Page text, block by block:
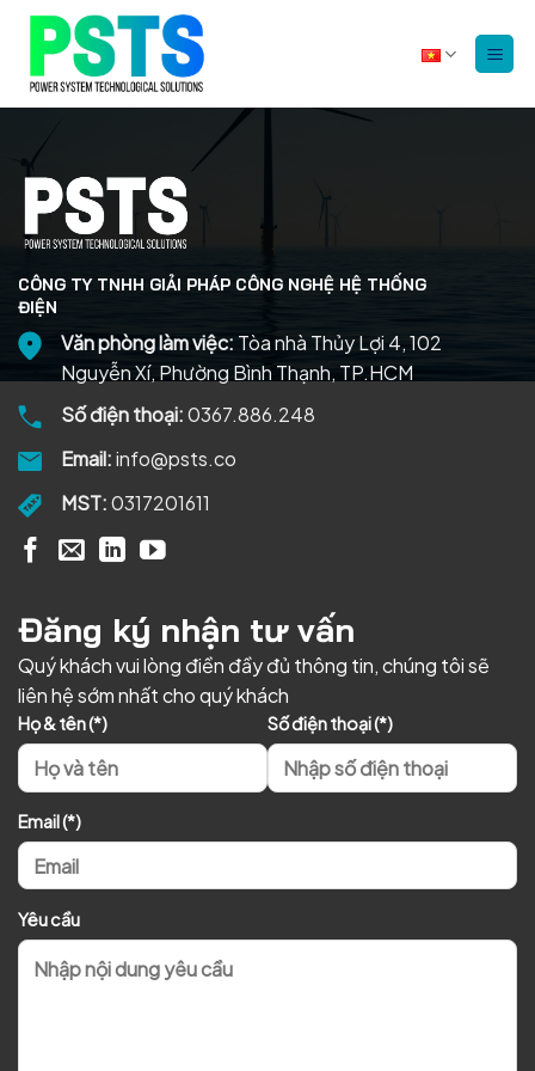
dung
CÔNG TY TNHH GIẢI PHÁP CÔNG NGHỆ HỆ THỐNG
ĐIỆN
Văn phòng làm việc: Tòa nhà Thủy Lợi 4, 102
Nguyễn Xí, Phường Bình Thạnh, TP.HCM
Số điện thoại:0367.886.248
Email:info@psts.co
MST:0317201611
Đăng ký nhận tư vấn
Quý khách vui lòng điền đầy đủ thông tin, chúng tôi sẽ
liên hệ sớm nhất cho quý khách
Họ & tên (*) Số điện thoại (*)
Email (*)
Yêu cầu